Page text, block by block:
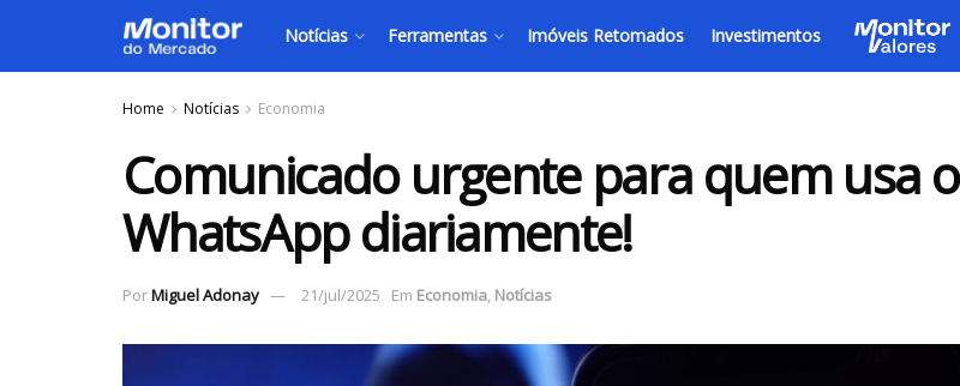
Notícias Ferramentas Imóveis Retomados Investimentos
Home Notícias Economia
Comunicado urgente para quem usa o
WhatsApp diariamente!
PorMiguel Adonay 21/jul/2025 Em Economia, Notícias